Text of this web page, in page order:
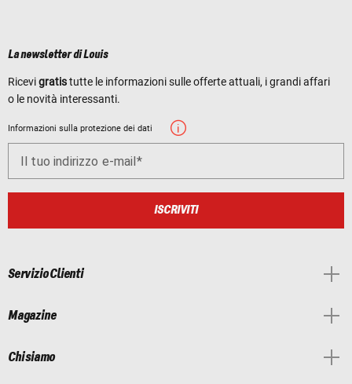
La newsletter di Louis
Ricevigratistutte le informazioni sulle offerte attuali, i grandi affari
o le novità interessanti.
Informazioni sulla protezione dei dati
Il tuo indirizzo e-mail
ISCRIVITI
Servizio Clienti
Magazine
Chi siamo